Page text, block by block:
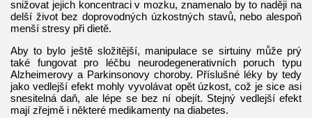
snižovat jejich koncentraci v mozku, znamenalo by to naději na
delší život bez doprovodných úzkostných stavů, nebo alespoň
menší stresy při dietě.
Aby to bylo ještě složitější, manipulace se sirtuiny může prý
také fungovat pro léčbu neurodegenerativních poruch typu
Alzheimerovy a Parkinsonovy choroby. Příslušné léky by tedy
jako vedlejší efekt mohly vyvolávat opět úzkost, což je sice asi
snesitelná daň, ale lépe se bez ní obejít. Stejný vedlejší efekt
mají zřejmě i některé medikamenty na diabetes.